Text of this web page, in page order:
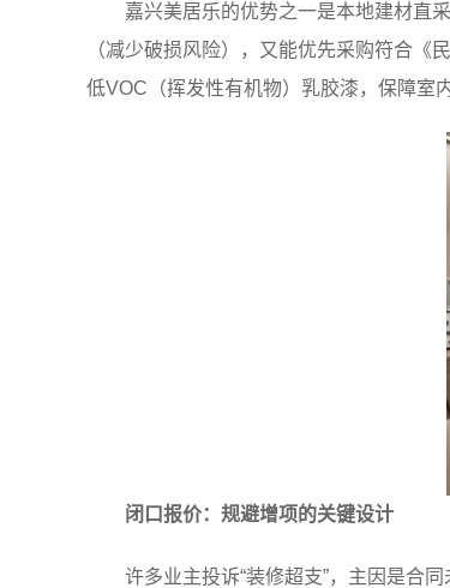
嘉兴美居乐的优势之一是本地建材直
（减少破损风险），又能优先采购符合
低VOC（挥发性有机物）乳胶漆，保障室
闭口报价：规避增项的关键设计
许多业主投诉“装修超支”，主因是合